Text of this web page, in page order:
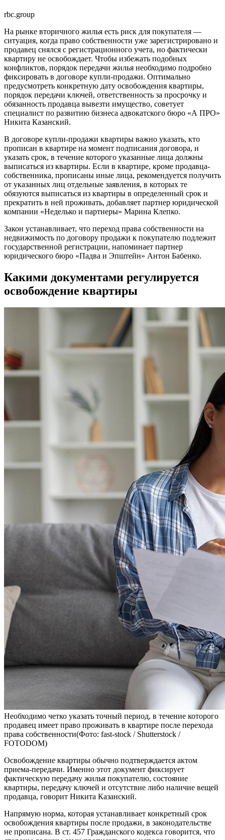
rbc.group
На рынке вторичного жилья есть риск для покупателя —
ситуация, когда право собственности уже зарегистрировано и
продавец снялся с регистрационного учета, но фактически
квартиру не освобождает. Чтобы избежать подобных
конфликтов, порядок передачи жилья необходимо подробно
фиксировать в договоре купли-продажи. Оптимально
предусмотреть конкретную дату освобождения квартиры,
порядок передачи ключей, ответственность за просрочку и
обязанность продавца вывезти имущество, советует
специалист по развитию бизнеса адвокатского бюро «А ПРО»
Никита Казанский.
В договоре купли-продажи квартиры важно указать, кто
прописан в квартире на момент подписания договора, и
указать срок, в течение которого указанные лица должны
выписаться из квартиры. Если в квартире, кроме продавца-
собственника, прописаны иные лица, рекомендуется получить
от указанных лиц отдельные заявления, в которых те
обязуются выписаться из квартиры в определенный срок и
прекратить в ней проживать, добавляет партнер юридической
компании «Неделько и партнеры» Марина Клепко.
Закон устанавливает, что переход права собственности на
недвижимость по договору продажи к покупателю подлежит
государственной регистрации, напоминает партнер
юридического бюро «Падва и Эпштейн» Антон Бабенко.
Какими документами регулируется
освобождение квартиры
Необходимо четко указать точный период, в течение которого
продавец имеет право проживать в квартире после перехода
права собственности(Фото: fast-stock / Shutterstock /
FOTODOM)
Освобождение квартиры обычно подтверждается актом
приема-передачи. Именно этот документ фиксирует
фактическую передачу жилья покупателю, состояние
квартиры, передачу ключей и отсутствие либо наличие вещей
продавца, говорит Никита Казанский.
Напрямую норма, которая устанавливает конкретный срок
освобождения квартиры после продажи, в законодательстве
не прописана. В ст. 457 Гражданского кодекса говорится, что